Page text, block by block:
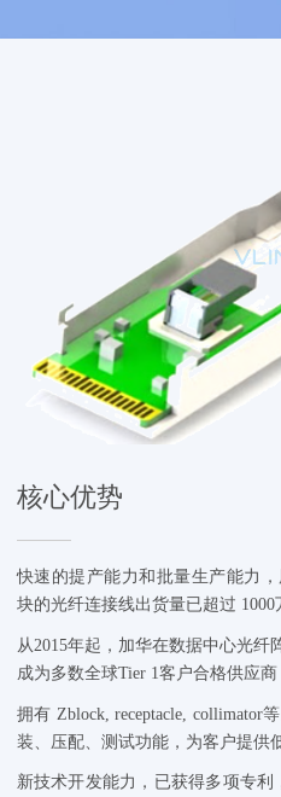
核心优势
快速的提产能力和批量生产能力
块的光纤连接线出货量已超过 1000
从2015年起，加华在数据中心光
成为多数全球Tier 1客户合格供应商
拥有 Zblock, receptacle, collimator
装、压配、测试功能，为客户提供
新技术开发能力，已获得多项专